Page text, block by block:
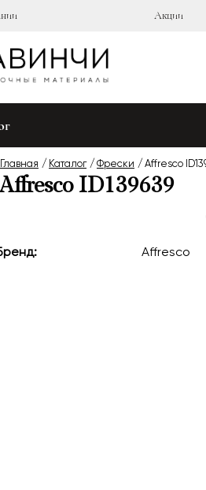
Акции
Главная Каталог Фрески Affresco
ID139639
Affresco